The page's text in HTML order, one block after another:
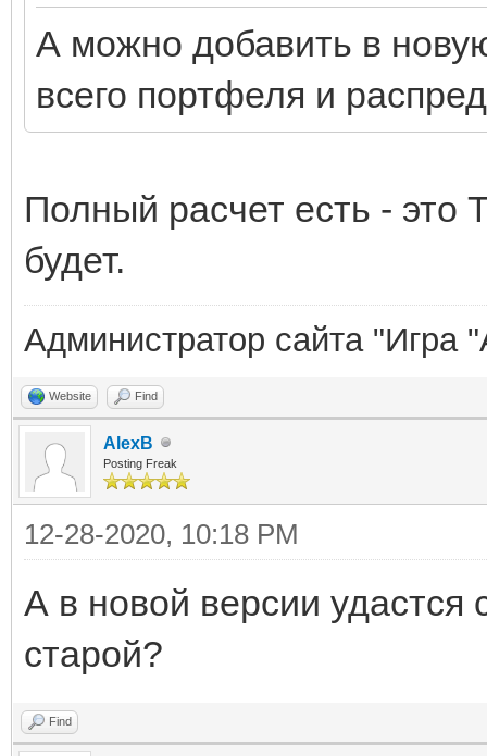
А можно добавить в
всего портфеля и
Полный расчет есть - это
будет.
Администратор сайта "Игра
Website Find
AlexB
Posting Freak
12-28-2020, 10:18 PM
А в новой версии удастся
старой?
Find